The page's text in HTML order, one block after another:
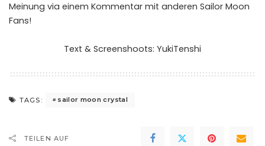
Meinung via einem Kommentar mit anderen Sailor Moon
Fans!
Text & Screenshoots: YukiTenshi
TAGS: sailor moon crystal
TEILEN AUF